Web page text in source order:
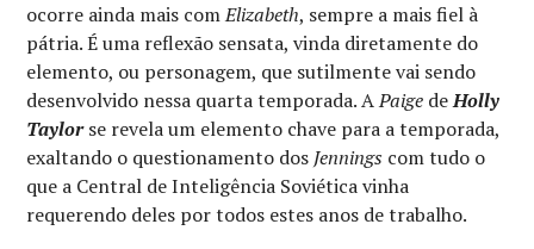
ocorre ainda mais comElizabeth, sempre a mais fiel à
pátria. É uma reflexão sensata, vinda diretamente do
elemento, ou personagem, que sutilmente vai sendo
desenvolvido nessa quarta temporada. APaige deHolly
Taylorse revela um elemento chave para a temporada,
exaltando o questionamento dos Jennings com tudo o
que a Central de Inteligência Soviética vinha
requerendo deles por todos estes anos de trabalho.